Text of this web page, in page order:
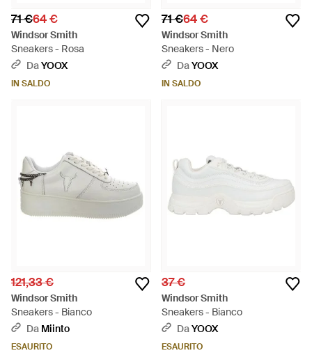
71 €64 €
Windsor Smith
Sneakers - Rosa
DaYOOX
IN SALDO
71 €64 €
Windsor Smith
Sneakers - Nero
DaYOOX
IN SALDO
121,33 €
Windsor Smith
Sneakers - Bianco
Da Miinto
ESAURITO
37 €
Windsor Smith
Sneakers - Bianco
DaYOOX
ESAURITO